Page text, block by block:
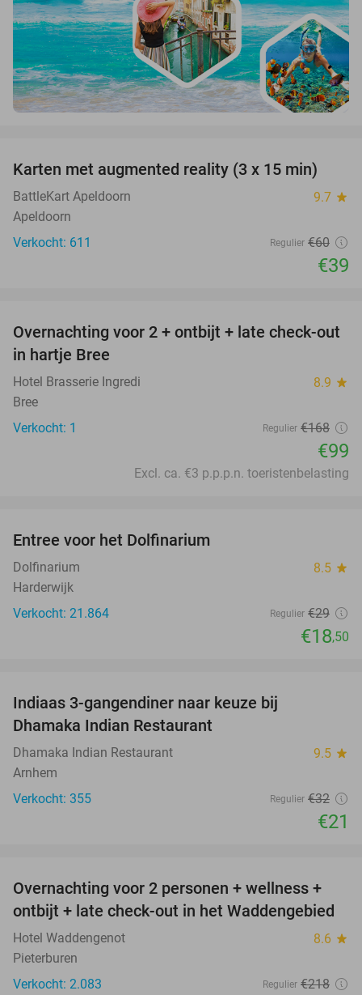
35%
Karten met augmented reality (3 x 15 min)
BattleKart Apeldoorn 9.7 star
Apeldoorn
Verkocht: 611
Regulier €60
€39
41%
TODAY
Overnachting voor 2 + ontbijt + late check-out
in hartje Bree
Hotel Brasserie Ingredi 8.9 star
Bree
Verkocht: 1
Regulier €168
€99
Excl. ca. €3 p.p.p.n. toeristenbelasting
Entree voor het Dolfinarium
Dolfinarium 8.5 star
Harderwijk
Verkocht: 21.864
Regulier €29
€18,50
Indiaas 3-gangendiner naar keuze bij
Dhamaka Indian Restaurant
Dhamaka Indian Restaurant 9.5 star
Arnhem
Verkocht: 355
Regulier €32
€21
66%
Overnachting voor 2 personen + wellness +
ontbijt + late check-out in het Waddengebied
Hotel Waddengenot 8.6 star
Pieterburen
Verkocht: 2.083
Regulier €218